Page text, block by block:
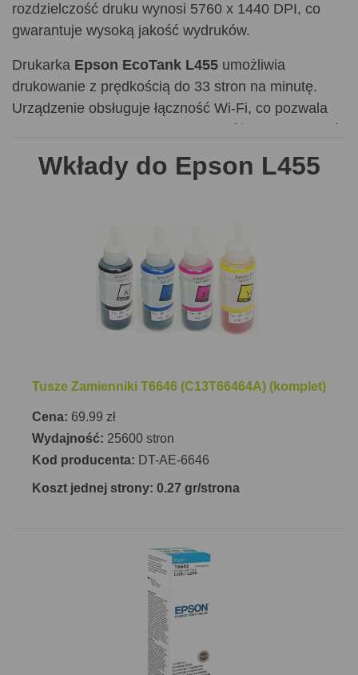
rozdzielczość druku wynosi 5760 x 1440 DPI, co
gwarantuje wysoką jakość wydruków.
Drukarka Epson EcoTank L455 umożliwia
drukowanie z prędkością do 33 stron na minutę.
Urządzenie obsługuje łączność Wi-Fi, co pozwala
kompatybilności z technologiami Apple AirPrint,
kopiowanie i skanowanie bez potrzeby podłączania
drukarki do komputera. Skanowanie odbywa się w
rozdzielczości optycznej 1200 x 2400 DPI, co
pozwala na uzyskanie wyraźnych i szczegółowych
Obsługa papieru w modeluEpson EcoTank L455
wyjściowy mieszczący 30 arkuszy. Drukarka
obsługuje maksymalny rozmiar papieru ISO A4.
Urządzenie oferuje również ręczny tryb druku
dwustronnego. Całość zamknięta jest w
wadze 4,5 kg, co sprawia, że drukarka jest łatwa do
umieszczenia w dowolnym miejscu. Dzięki
specjalnie skonstruowanemu i zintegrowanemu
pojemnikowi na atrament, drukarka zapewnia
użytkownikom wygodę i niezawodność, na jaką
mogą liczyć z marką Epson.
Wkłady do Epson L455
Tusze Zamienniki T6646 (C13T66464A) (komplet)
Cena: 69.99 zł
Wydajność: 25600 stron
Kod producenta: DT-AE-6646
Koszt jednej strony: 0.27 gr/strona